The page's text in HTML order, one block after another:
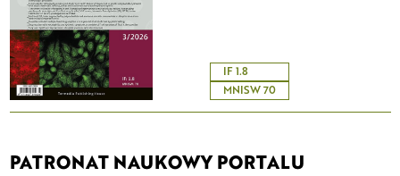
IF 1.8
MNISW 70
PATRONAT NAUKOWY PORTALU